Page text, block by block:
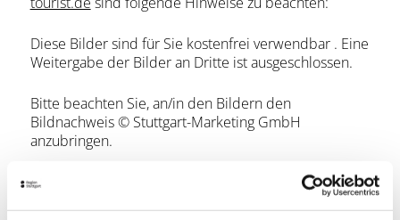
Diese Bilder sind für Sie kostenfrei verwendbar . Eine
Weitergabe der Bilder an Dritte ist ausgeschlossen.
Bitte beachten Sie, an/in den Bildern den
Bildnachweis © Stuttgart-Marketing GmbH
anzubringen.
(Ausnahme: Bei den Motiven Mercedes-Benz
Museum: © Daimler AG – bei den Motiven Porsche